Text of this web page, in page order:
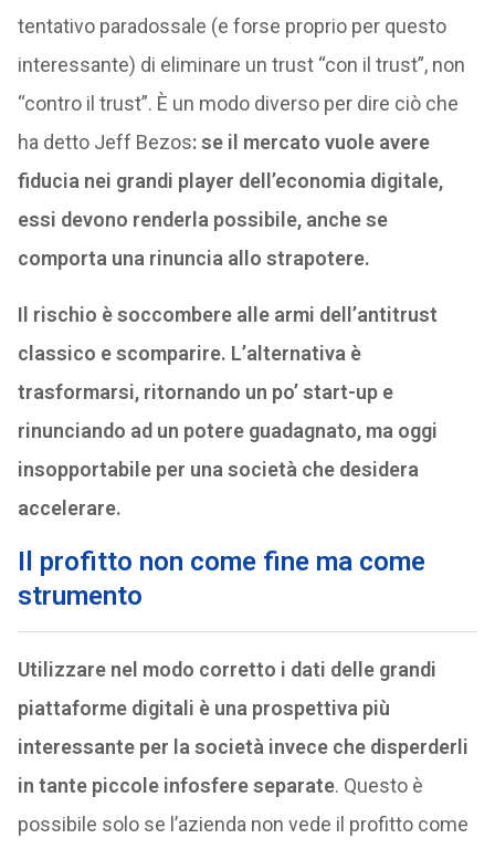
tentativo paradossale (e forse proprio per questo
interessante) di eliminare un trust “con il trust”, non
“contro il trust”. È un modo diverso per dire ciò che
ha detto Jeff Bezos: se il mercato vuole avere
fiducia nei grandi player dell’economia digitale,
essi devono renderla possibile, anche se
comporta una rinuncia allo strapotere.
Il rischio è soccombere alle armi dell’antitrust
classico e scomparire. L’alternativa è
trasformarsi, ritornando un po’ start-up e
rinunciando ad un potere guadagnato, ma oggi
insopportabile per una società che desidera
accelerare.
Il profitto non come fine ma come
strumento
Utilizzare nel modo corretto i dati delle grandi
piattaforme digitali è una prospettiva più
interessante per la società invece che disperderli
in tante piccole infosfere separate. Questo è
possibile solo se l’azienda non vede il profitto come